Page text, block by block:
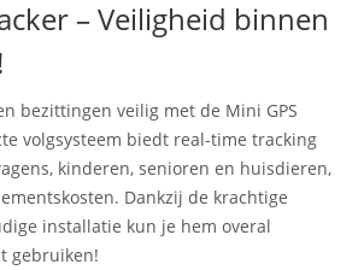
– Veiligheid binnen
bezittingen veilig met de Mini GPS
volgsysteem biedt real-time tracking
kinderen, senioren en huisdieren,
Dankzij de krachtige
installatie kun je hem overal
gebruiken!